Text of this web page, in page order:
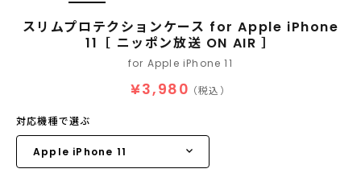
スリムプロテクションケース for Apple iPhone
11［ ニッポン放送 ON AIR ］
for Apple iPhone 11
¥3,980 （税込）
対応機種で選ぶ